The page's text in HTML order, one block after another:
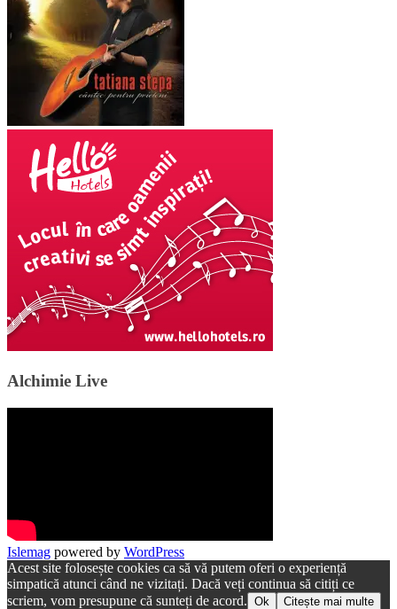
Alchimie Live
Islemag powered by WordPress
Acest site folosește cookies ca să vă putem oferi o experiență
simpatică atunci când ne vizitați. Dacă veți continua să citiți ce
scriem, vom presupune că sunteți de acord. Ok Citește mai multe